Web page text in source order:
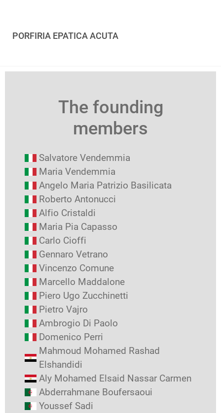
PORFIRIA EPATICA ACUTA
The founding
members
Salvatore Vendemmia
Maria Vendemmia
Angelo Maria Patrizio Basilicata
Roberto Antonucci
Alfio Cristaldi
Maria Pia Capasso
Carlo Cioffi
Gennaro Vetrano
Vincenzo Comune
Marcello Maddalone
Piero Ugo Zucchinetti
Pietro Vajro
Ambrogio Di Paolo
Domenico Perri
Mahmoud Mohamed Rashad
Elshandidi
Aly Mohamed Elsaid Nassar Carmen
Abderrahmane Boufersaoui
Youssef Sadi